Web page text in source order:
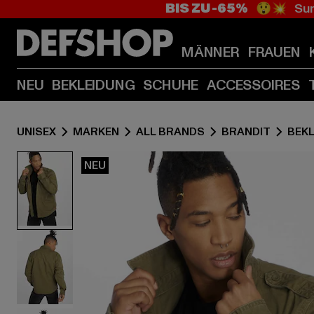
BIS ZU -65% 😲💥
MÄNNER FRAUEN
NEU BEKLEIDUNG SCHUHE ACCESSOIRES
UNISEX MARKEN ALL BRANDS BRANDIT
NEU